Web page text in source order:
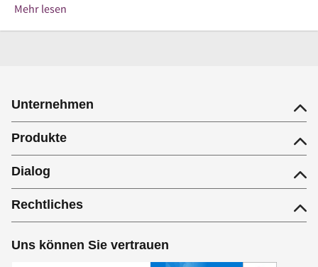
Mehr lesen
Unternehmen
Produkte
Dialog
Rechtliches
Uns können Sie vertrauen